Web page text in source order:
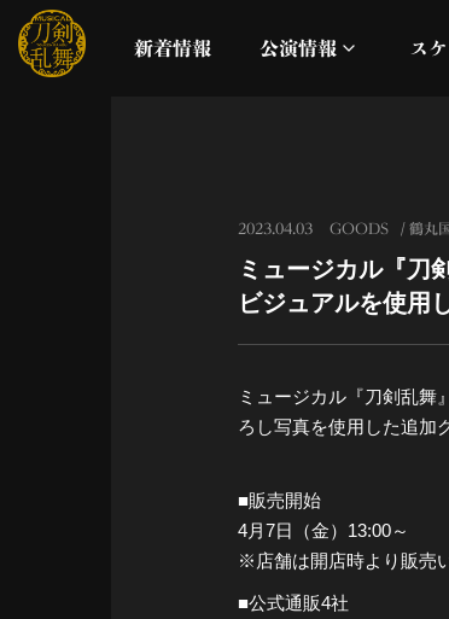
新着情報 公演情報
これまでの公演
ライブビューイング
ス
2023.04.03 GOODS 鶴丸
ミュージカル『刀
ビジュアルを使用
ミュージカル『刀剣乱舞
ろし写真を使用した追加
■販売開始
4月7日（金）13:00～
※店舗は開店時より販売
■公式通販4社